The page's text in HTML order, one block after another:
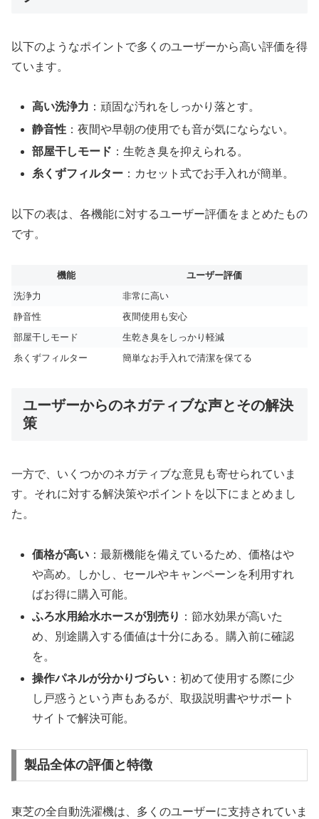
以下のようなポイントで多くのユーザーから高い評価を得
ています。
高い洗浄力 ：頑固な汚れをしっかり落とす。
静音性 ：夜間や早朝の使用でも音が気にならない。
部屋干しモード ：生乾き臭を抑えられる。
糸くずフィルター ：カセット式でお手入れが簡単。
以下の表は、各機能に対するユーザー評価をまとめたもの
です。
機能
ユーザー評価
洗浄力
非常に高い
静音性
夜間使用も安心
部屋干しモード
生乾き臭をしっかり軽減
糸くずフィルター
簡単なお手入れで清潔を保てる
ユーザーからのネガティブな声とその解決
策
一方で、いくつかのネガティブな意見も寄せられていま
す。それに対する解決策やポイントを以下にまとめまし
た。
価格が高い ：最新機能を備えているため、価格はや
や高め。しかし、セールやキャンペーンを利用すれ
ばお得に購入可能。
ふろ水用給水ホースが別売り ：節水効果が高いた
め、別途購入する価値は十分にある。購入前に確認
を。
操作パネルが分かりづらい ：初めて使用する際に少
し戸惑うという声もあるが、取扱説明書やサポート
サイトで解決可能。
製品全体の評価と特徴
東芝の全自動洗濯機は、多くのユーザーに支持されていま